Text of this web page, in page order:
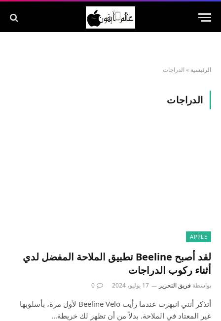
الرئيسية » الدراجات
الدراجات
APPLE
لقد أصبح Beeline تطبيق الملاحة المفضل لدي
أثناء ركوب الدراجات
بواسطة فريق التحرير 17 يوليو، 2024 0
أتذكر أنني انبهرت عندما رأيت Beeline Velo لأول مرة، بأسلوبها
غير المعتاد في الملاحة. بدلاً من أن تظهر لك خريطة…